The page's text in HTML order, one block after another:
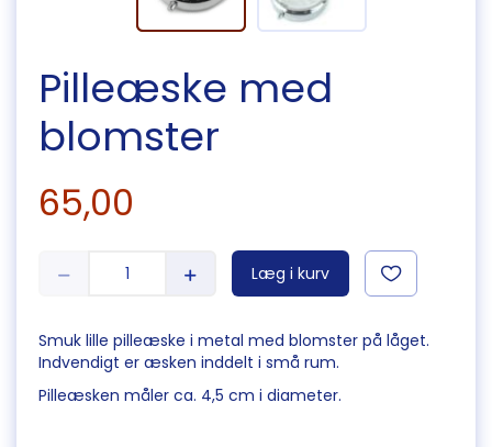
Pilleæske med
blomster
65,00
Læg i kurv
Smuk lille pilleæske i metal med blomster på låget.
Indvendigt er æsken inddelt i små rum.
Pilleæsken måler ca. 4,5 cm i diameter.